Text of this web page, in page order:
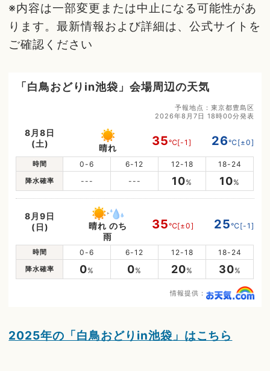
※内容は一部変更または中止になる可能性があ
ります。最新情報および詳細は、公式サイトを
ご確認ください
「白鳥おどりin池袋」会場周辺の天気
予報地点：東京都豊島区
2026年8月7日 18時00分発表
8月8日
(土)
晴れ 35℃[-1] 26℃[±0]
時間 0-6 6-12 12-18 18-24
降水確率 --- --- 10% 10%
8月9日
(日)
晴れ のち
雨
35℃[±0] 25℃[-1]
時間 0-6 6-12 12-18 18-24
降水確率 0% 0% 20% 30%
情報提供：
2025年の「白鳥おどりin池袋」はこちら